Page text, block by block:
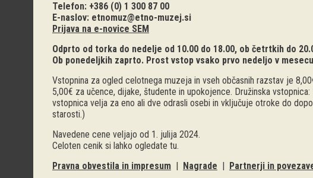
Telefon: +386 (0) 1 300 87 00
E-naslov: etnomuz@etno-muzej.si
Prijava na e-novice SEM
Odprto od torka do nedelje od 10.00 do 18.00, ob četrtkih do
Ob ponedeljkih zaprto. Prost vstop vsako prvo nedeljo v
Vstopnina za ogled celotnega muzeja in vseh občasnih razstav je
5,00€ za učence, dijake, študente in upokojence. Družinska
vstopnica velja za eno ali dve odrasli osebi in vključuje otroke do
starosti.)
Navedene cene veljajo od 1. julija 2024.
Celoten cenik si lahko ogledate tu.
Pravna obvestila in impresum | Nagrade | Partnerji in